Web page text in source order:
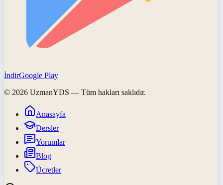
İndirGoogle Play
© 2026 UzmanYDS — Tüm hakları saklıdır.
Anasayfa
Dersler
Yorumlar
Blog
Ücretler